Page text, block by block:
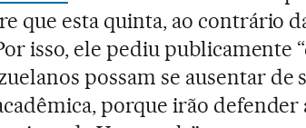
que esta quinta, ao contrário
isso, ele pediu publicamente
possam se ausentar de
porque irão defender